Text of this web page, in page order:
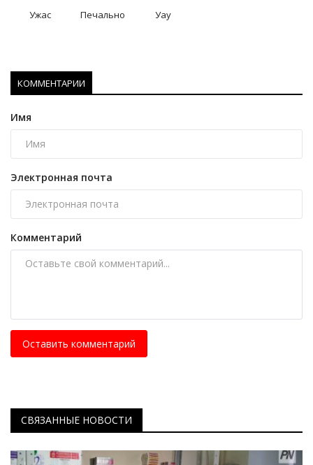
Ужас Печально Уау
КОММЕНТАРИИ
Имя
Электронная почта
Комментарий
Оставить комментарий
СВЯЗАННЫЕ НОВОСТИ